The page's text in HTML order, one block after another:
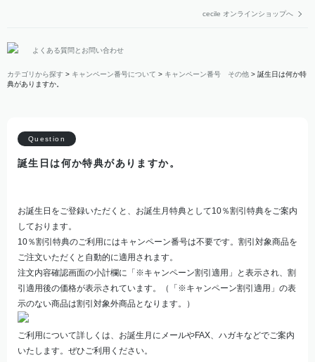
cecile オンラインショップへ
よくある質問とお問い合わせ
カテゴリから探す > キャンペーン番号について > キャンペーン番号 その他 > 誕生日は何か特
典がありますか。
誕生日は何か特典がありますか。
お誕生日をご登録いただくと、お誕生月特典として10％割引特典をご案内
しております。
10％割引特典のご利用にはキャンペーン番号は不要です。割引対象商品を
ご注文いただくと自動的に適用されます。
注文内容確認画面の小計欄に「※キャンペーン割引適用」と表示され、割
引適用後の価格が表示されています。（「※キャンペーン割引適用」の表
示のない商品は割引対象外商品となります。）
ご利用について詳しくは、お誕生月にメールやFAX、ハガキなどでご案内
いたします。ぜひご利用ください。